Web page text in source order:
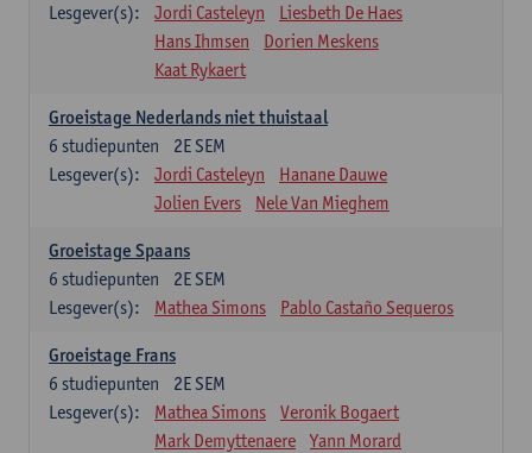
Lesgever(s):
Jordi Casteleyn
Liesbeth De Haes
Hans Ihmsen
Dorien Meskens
Kaat Rykaert
Groeistage Nederlands niet thuistaal
2E SEM
6 studiepunten
Lesgever(s):
Jordi Casteleyn
Hanane Dauwe
Jolien Evers
Nele Van Mieghem
Groeistage Spaans
2E SEM
6 studiepunten
Lesgever(s):
Mathea Simons Pablo Castaño Sequeros
Groeistage Frans
2E SEM
6 studiepunten
Lesgever(s):
Mathea Simons
Veronik Bogaert
Mark Demyttenaere
Yann Morard